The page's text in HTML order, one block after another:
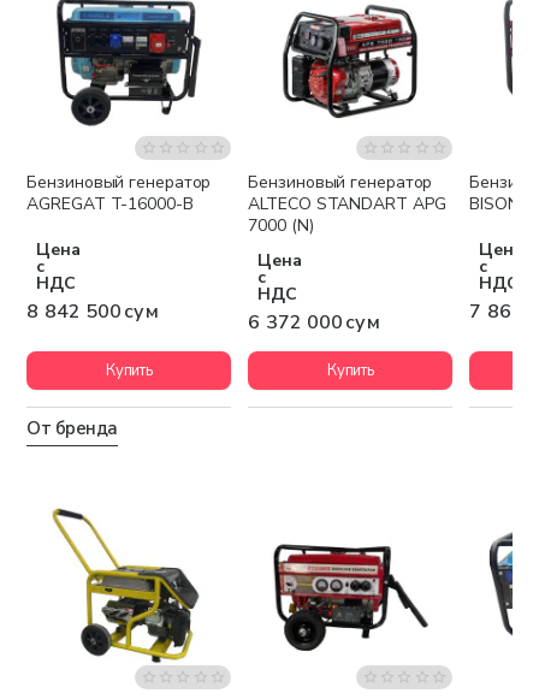
Бесплатная доставка
Бензиновый генератор
AGREGAT T-16000-B
Цена
с
НДС
8 842 500 сум
Купить
Бесплатная доставка
Бензиновый генератор
ALTECO STANDART APG
7000 (N)
Цена
с
НДС
6 372 000 сум
Купить
BISON
Цена
с
НДС
7 860
От бренда